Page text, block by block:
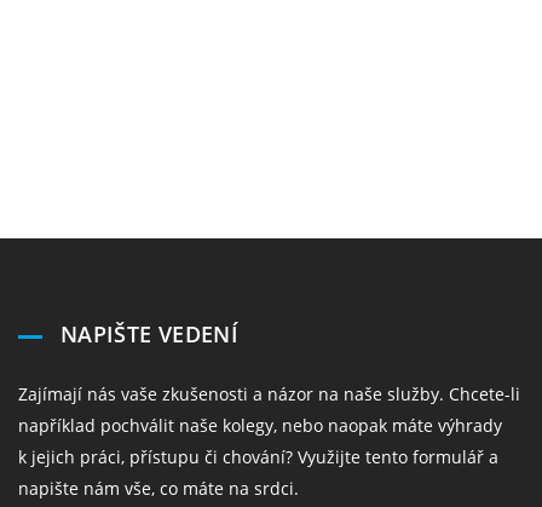
NAPIŠTE VEDENÍ
Zajímají nás vaše zkušenosti a názor na naše služby. Chcete-li
například pochválit naše kolegy, nebo naopak máte výhrady
k jejich práci, přístupu či chování? Využijte tento formulář a
napište nám vše, co máte na srdci.